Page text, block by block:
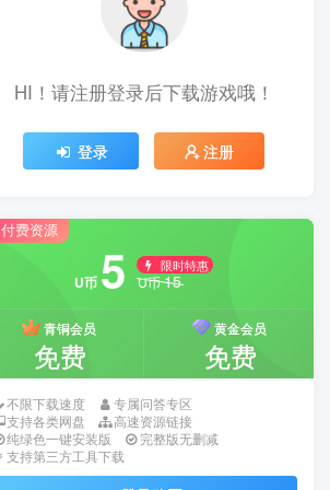
HI！请注册登录后下载游戏哦！
登录 注册
付费资源
U币 5 限时特惠
U币15
青铜会员
免费
黄金会员
免费
不限下载速度
专属问答专区
支持各类网盘
高速资源链接
纯绿色一键安装版
完整版无删减
支持第三方工具下载